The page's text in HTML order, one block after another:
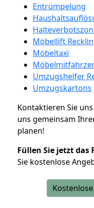
Entrümpelung
Möbellift
Möbeltaxi
Umzugshelfer
Umzugskartons
Kontaktieren Sie
uns gemeinsam
planen!
Füllen Sie jetzt das
Sie kostenlose